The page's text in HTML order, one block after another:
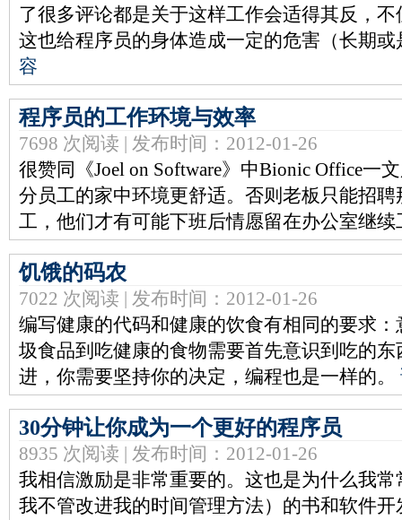
了很多评论都是关于这样工作会适得其反，
这也给程序员的身体造成一定的危害（长期
容
程序员的工作环境与效率
7698 次阅读 | 发布时间：2012-01-26
很赞同《Joel on Software》中Bionic Office一
分员工的家中环境更舒适。否则老板只能招
工，他们才有可能下班后情愿留在办公室继
饥饿的码农
7022 次阅读 | 发布时间：2012-01-26
编写健康的代码和健康的饮食有相同的要求
圾食品到吃健康的食物需要首先意识到吃的
进，你需要坚持你的决定，编程也是一样的。
30分钟让你成为一个更好的程序员
8935 次阅读 | 发布时间：2012-01-26
我相信激励是非常重要的。这也是为什么我
我不管改进我的时间管理方法）的书和软件